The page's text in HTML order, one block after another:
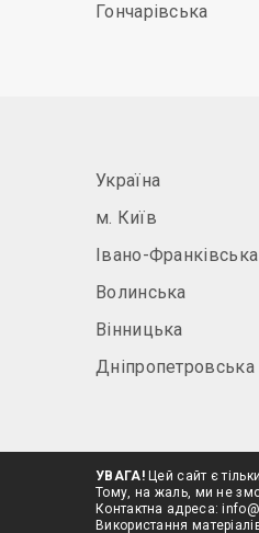
Гончарівська
Україна
м. Київ
Івано-Франківська
Волинська
Вінницька
Дніпропетровська
УВАГА!Цей сайт є
Тому, на жаль, ми не
Контактна адреса:
Використання